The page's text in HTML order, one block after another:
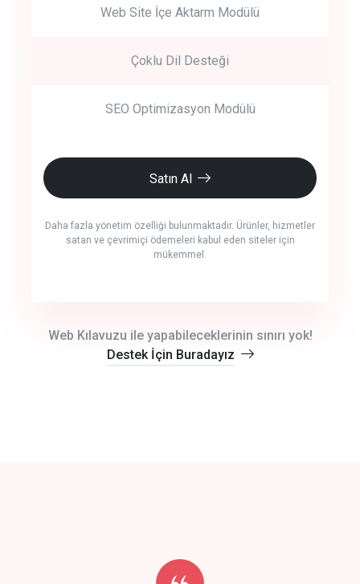
Web Site İçe Aktarm Modülü
Çoklu Dil Desteği
SEO Optimizasyon Modülü
Satın Al
Daha fazla yönetim özelliği bulunmaktadır. Ürünler, hizmetler
satan ve çevrimiçi ödemeleri kabul eden siteler için
mükemmel.
Web Kılavuzu ile yapabileceklerinin sınırı yok!
Destek İçin Buradayız